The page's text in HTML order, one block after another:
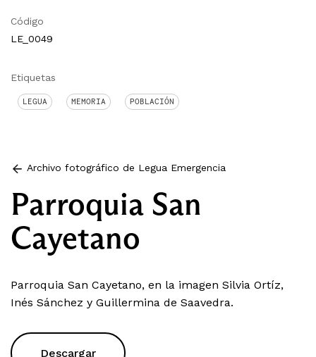
Código
LE_0049
Etiquetas
LEGUA MEMORIA POBLACIÓN
Archivo fotográfico de Legua Emergencia
Parroquia San
Cayetano
Parroquia San Cayetano, en la imagen Silvia Ortíz,
Inés Sánchez y Guillermina de Saavedra.
Descargar